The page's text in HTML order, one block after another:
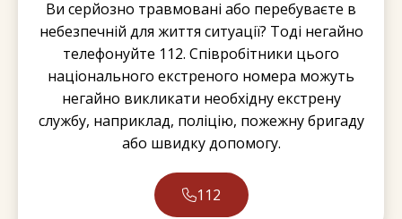
Ви серйозно травмовані або перебуваєте в
небезпечній для життя ситуації? Тоді негайно
телефонуйте 112. Співробітники цього
національного екстреного номера можуть
негайно викликати необхідну екстрену
службу, наприклад, поліцію, пожежну бригаду
або швидку допомогу.
112